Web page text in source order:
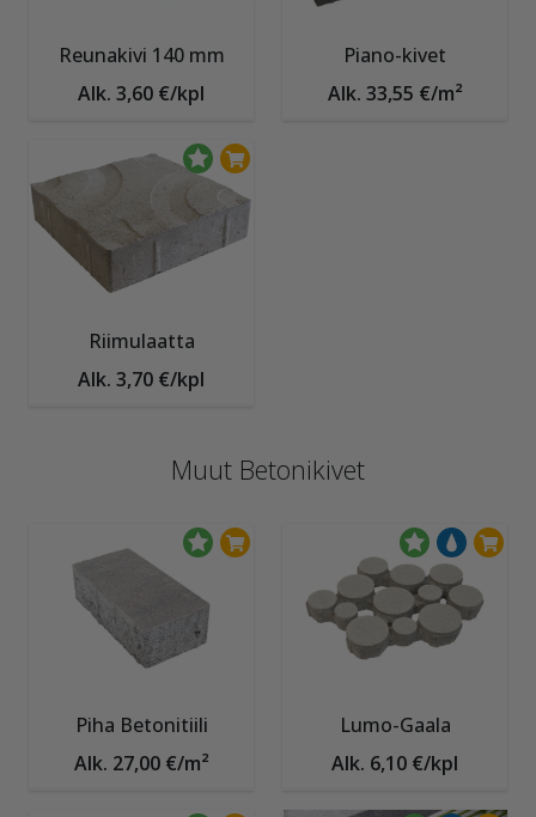
Reunakivi 140 mm
Alk. 3,60 €/kpl
Piano-kivet
Alk. 33,55 €/m²
Riimulaatta
Alk. 3,70 €/kpl
Muut Betonikivet
Piha Betonitiili
Alk. 27,00 €/m²
Lumo-Gaala
Alk. 6,10 €/kpl